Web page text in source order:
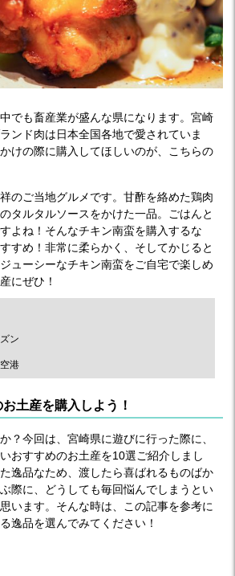
でも畜産業が盛んな県になります。宮崎
ンド肉は日本全国各地で愛されていま
けの際に購入してほしいのが、こちらの
のご当地グルメです。甘酢を絡めた鶏肉
タルタルソースをかけた一品。ごはんと
よね！そんなチキン南蛮を購入するな
すめ！非常に柔らかく、そしてかじると
ューシーなチキン南蛮をご自宅で楽しめ
にぜひ！
ン
港
土産を購入しよう！
？今回は、宮崎県に遊びに行った際に、
おすすめのお土産を10選ご紹介しまし
逸品なため、渡したら喜ばれるものばか
際に、どうしても毎回悩んでしまうとい
います。そんな時は、この記事を参考に
逸品を選んでみてください！